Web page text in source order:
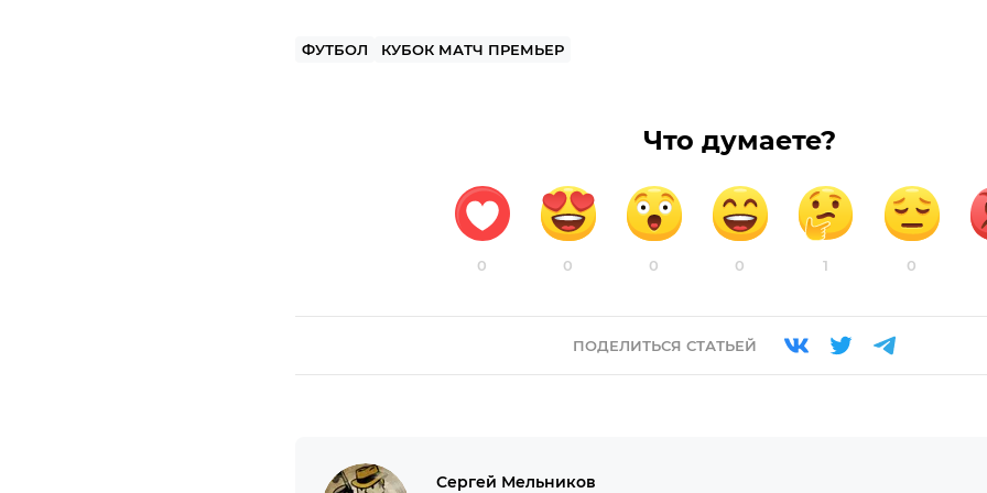
ФУТБОЛ КУБОК МАТЧ ПРЕМЬЕР
Что думаете?
0 0 0 0 1 0
ПОДЕЛИТЬСЯ СТАТЬЕЙ
Сергей Мельников